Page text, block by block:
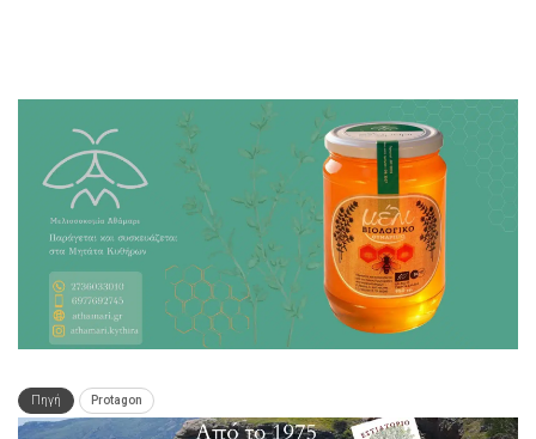
Πηγή Protagon